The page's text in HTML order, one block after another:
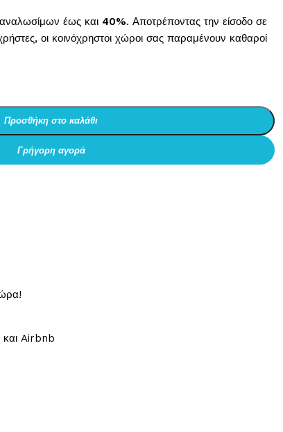
έως και 40%. Αποτρέποντας την είσοδο σε
οι κοινόχρηστοι χώροι σας παραμένουν καθαροί
Προσθήκη στο καλάθι
Γρήγορη αγορά
και Airbnb